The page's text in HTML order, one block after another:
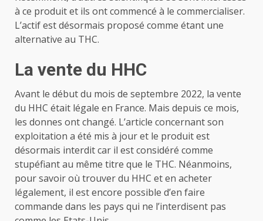
à ce produit et ils ont commencé à le commercialiser.
L’actif est désormais proposé comme étant une
alternative au THC.
La vente du HHC
Avant le début du mois de septembre 2022, la vente
du HHC était légale en France. Mais depuis ce mois,
les donnes ont changé. L’article concernant son
exploitation a été mis à jour et le produit est
désormais interdit car il est considéré comme
stupéfiant au même titre que le THC. Néanmoins,
pour savoir où trouver du HHC et en acheter
légalement, il est encore possible d’en faire
commande dans les pays qui ne l’interdisent pas